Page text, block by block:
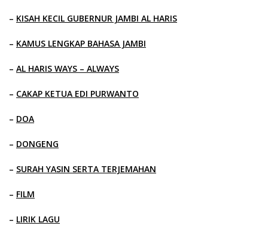
– KISAH KECIL GUBERNUR JAMBI AL HARIS
– KAMUS LENGKAP BAHASA JAMBI
– AL HARIS WAYS – ALWAYS
– CAKAP KETUA EDI PURWANTO
– DOA
– DONGENG
– SURAH YASIN SERTA TERJEMAHAN
– FILM
– LIRIK LAGU